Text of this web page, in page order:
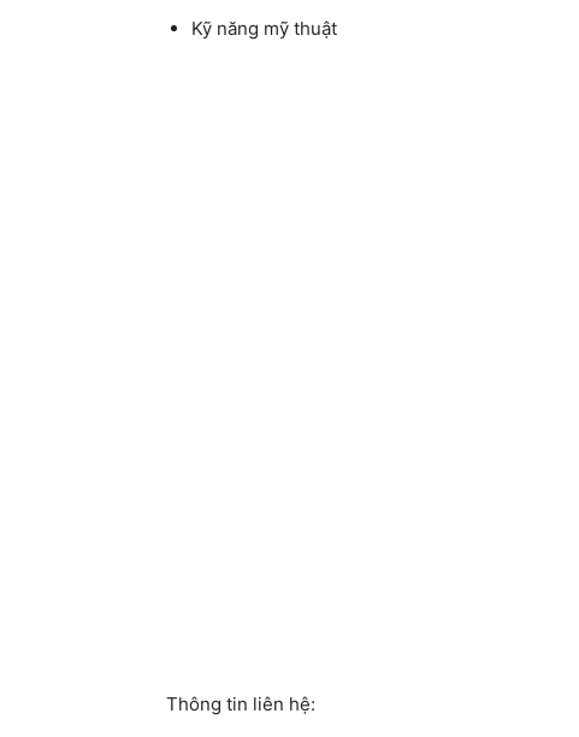
Kỹ năng mỹ thuật
Thông tin liên hệ: